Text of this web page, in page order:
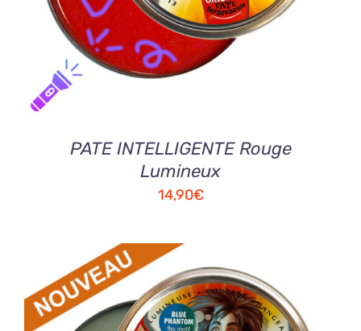
PATE INTELLIGENTE Rouge
Lumineux
14,90€